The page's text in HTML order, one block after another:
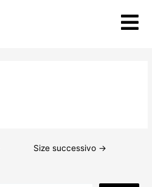
Size successivo →